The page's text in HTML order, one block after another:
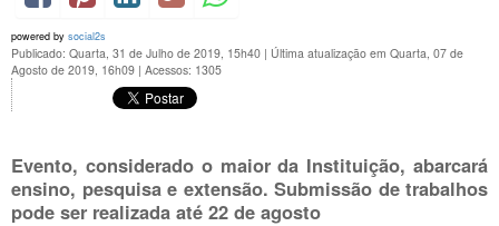
powered by social2s
Publicado: Quarta, 31 de Julho de 2019, 15h40 | Última atualização em Quarta, 07 de
Agosto de 2019, 16h09 | Acessos: 1305
Evento, considerado o maior da Instituição, abarcará
ensino, pesquisa e extensão. Submissão de trabalhos
pode ser realizada até 22 de agosto